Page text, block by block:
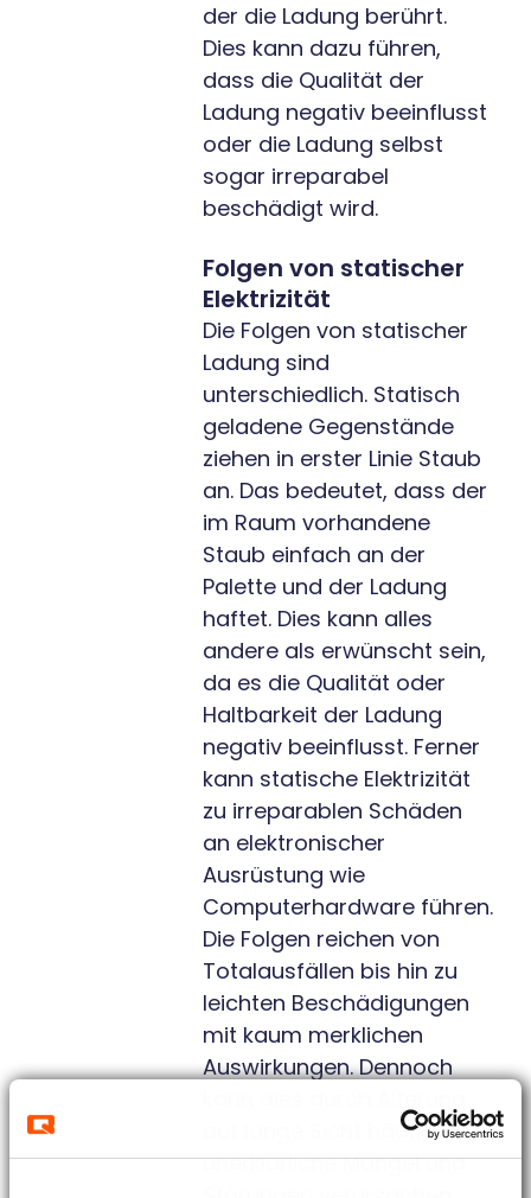
der die Ladung berührt.
Dies kann dazu führen,
dass die Qualität der
Ladung negativ beeinflusst
oder die Ladung selbst
sogar irreparabel
beschädigt wird.
Folgen von statischer
Elektrizität
Die Folgen von statischer
Ladung sind
unterschiedlich. Statisch
geladene Gegenstände
ziehen in erster Linie Staub
an. Das bedeutet, dass der
im Raum vorhandene
Staub einfach an der
Palette und der Ladung
haftet. Dies kann alles
andere als erwünscht sein,
da es die Qualität oder
Haltbarkeit der Ladung
negativ beeinflusst. Ferner
kann statische Elektrizität
zu irreparablen Schäden
an elektronischer
Ausrüstung wie
Computerhardware führen.
Die Folgen reichen von
Totalausfällen bis hin zu
leichten Beschädigungen
mit kaum merklichen
Auswirkungen. Dennoch
auf lange Sicht häufig
unerklärliche Mängel und